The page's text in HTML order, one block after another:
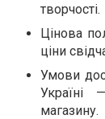
творчості.
Цінова
ціни
Умови
Україні
магазину.